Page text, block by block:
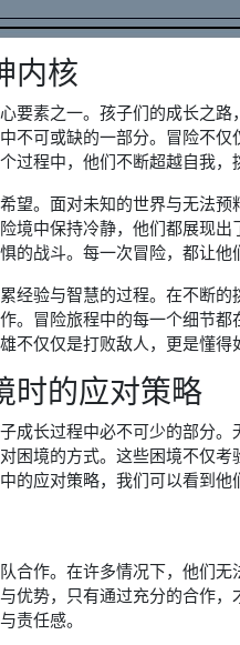
内核
要素之一。孩子们的成长之
不可或缺的一部分。冒险不
过程中，他们不断超越自我，
望。面对未知的世界与无法
境中保持冷静，他们都展现
的战斗。每一次冒险，都让他
经验与智慧的过程。在不断的
。冒险旅程中的每一个细节
不仅仅是打败敌人，更是懂得
时的应对策略
成长过程中必不可少的部分
困境的方式。这些困境不仅
的应对策略，我们可以看到
合作。在许多情况下，他们
优势，只有通过充分的合作
责任感。